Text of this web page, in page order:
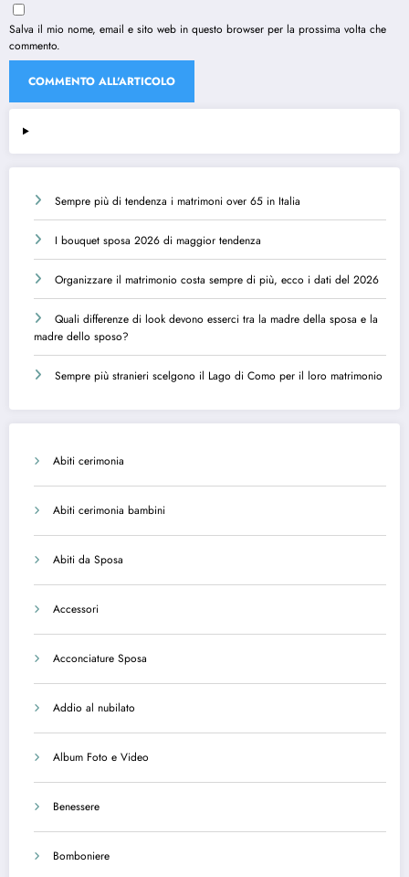
Salva il mio nome, email e sito web in questo browser per la prossima volta che
commento.
Sempre più di tendenza i matrimoni over 65 in Italia
I bouquet sposa 2026 di maggior tendenza
Organizzare il matrimonio costa sempre di più, ecco i dati del 2026
Quali differenze di look devono esserci tra la madre della sposa e la
madre dello sposo?
Sempre più stranieri scelgono il Lago di Como per il loro matrimonio
Abiti cerimonia
Abiti cerimonia bambini
Abiti da Sposa
Accessori
Acconciature Sposa
Addio al nubilato
Album Foto e Video
Benessere
Bomboniere